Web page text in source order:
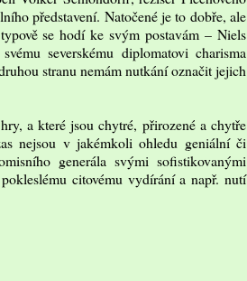
představení. Natočené je to dobře, ale
se hodí ke svým postavám – Niels
severskému diplomatovi charisma
stranu nemám nutkání označit jejich
a které jsou chytré, přirozené a chytře
nejsou v jakémkoli ohledu geniální či
generála svými sofistikovanými
citovému vydírání a např. nutí